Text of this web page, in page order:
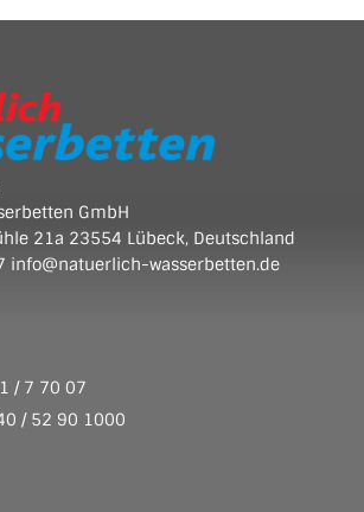
GmbH
21a 23554 Lübeck, Deutschland
info@natuerlich-wasserbetten.de
/ 7 70 07
/ 52 90 1000